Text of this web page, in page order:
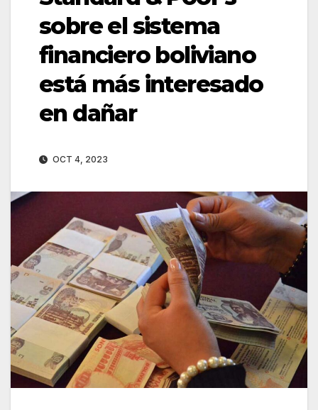
sobre el sistema
financiero boliviano
está más interesado
en dañar
OCT 4, 2023